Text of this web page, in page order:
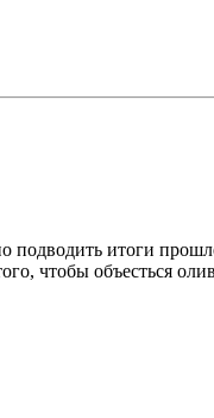
итоги
чтобы объесться